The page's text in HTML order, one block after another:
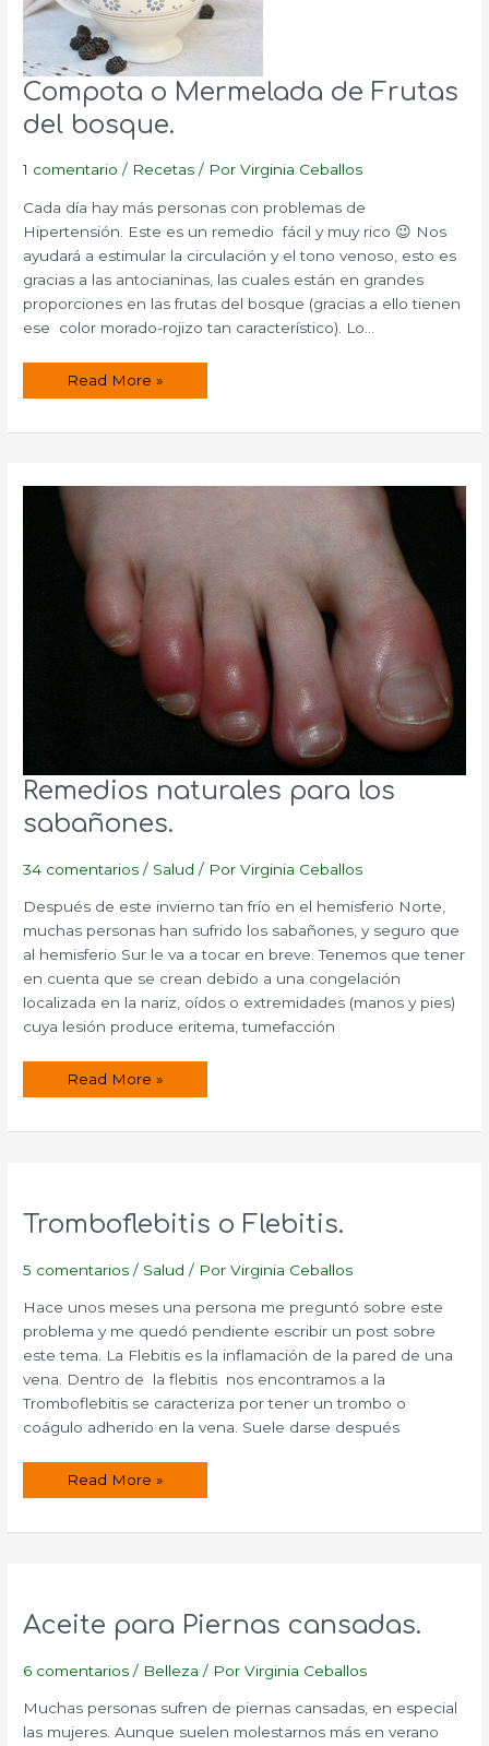
Compota o Mermelada de Frutas
del bosque.
1 comentario / Recetas / PorVirginia Ceballos
Cada día hay más personas con problemas de
Hipertensión. Este es un remedio fácil y muy rico 😉 Nos
ayudará a estimular la circulación y el tono venoso, esto es
gracias a las antocianinas, las cuales están en grandes
proporciones en las frutas del bosque (gracias a ello tienen
ese color morado-rojizo tan característico). Lo…
Compota
Frutas
Read More »
Remedios naturales para los
sabañones.
34 comentarios / Salud / PorVirginia Ceballos
Después de este invierno tan frío en el hemisferio Norte,
muchas personas han sufrido los sabañones, y seguro que
al hemisferio Sur le va a tocar en breve. Tenemos que tener
en cuenta que se crean debido a una congelación
localizada en la nariz, oídos o extremidades (manos y pies)
cuya lesión produce eritema, tumefacción
Remedios
sabañones.
Read More »
Tromboflebitis o Flebitis.
5 comentarios / Salud / PorVirginia Ceballos
Hace unos meses una persona me preguntó sobre este
problema y me quedó pendiente escribir un post sobre
este tema. La Flebitis es la inflamación de la pared de una
vena. Dentro de la flebitis nos encontramos a la
Tromboflebitis se caracteriza por tener un trombo o
coágulo adherido en la vena. Suele darse después
Tromboflebitis
Read More »
Aceite para Piernas cansadas.
6 comentarios / Belleza / PorVirginia Ceballos
Muchas personas sufren de piernas cansadas, en especial
las mujeres. Aunque suelen molestarnos más en verano